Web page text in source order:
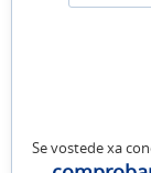
Se vostede xa